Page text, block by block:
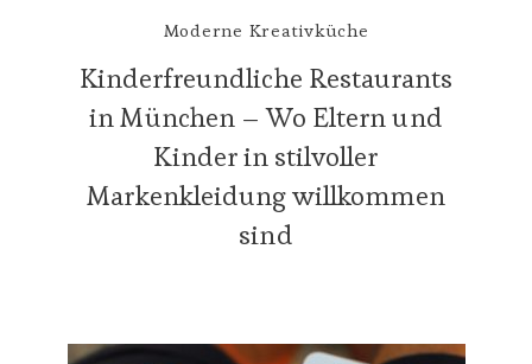
Moderne Kreativküche
Kinderfreundliche Restaurants
in München – Wo Eltern und
Kinder in stilvoller
Markenkleidung willkommen
sind